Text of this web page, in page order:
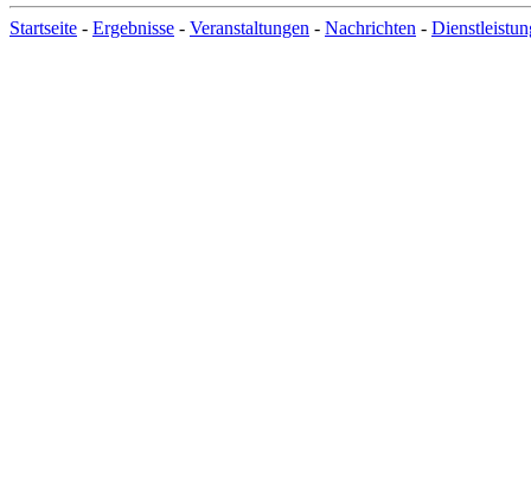
Startseite - Ergebnisse - Veranstaltungen - Nachrichten -